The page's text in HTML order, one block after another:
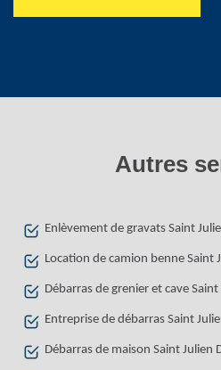
Autres
Enlèvement de gravats Saint
Location de camion benne Saint
Débarras de grenier et cave Saint
Entreprise de débarras Saint
Débarras de maison Saint Julien